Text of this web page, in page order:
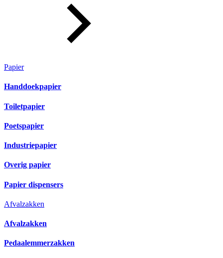
Papier
Handdoekpapier
Toiletpapier
Poetspapier
Industriepapier
Overig papier
Papier dispensers
Afvalzakken
Afvalzakken
Pedaalemmerzakken